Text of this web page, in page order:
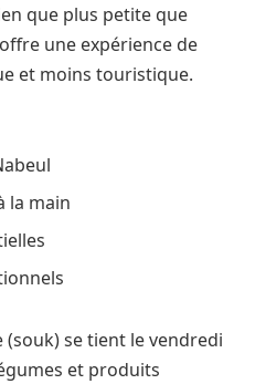
que plus petite que
une expérience de
et moins touristique.
la main
se tient le vendredi
et produits